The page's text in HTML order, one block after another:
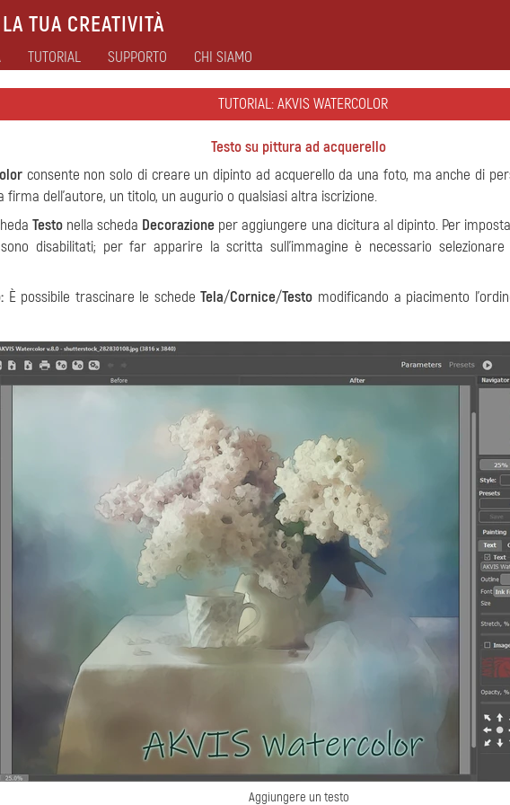
TUA CREATIVITÀ
TUTORIAL SUPPORTO CHI SIAMO
TUTORIAL: AKVIS WATERCOLOR
Testo su pittura ad acquerello
consente non solo di creare un dipinto ad acquerello da una foto, ma anche di
firma dell'autore, un titolo, un augurio o qualsiasi altra iscrizione.
Testo nella scheda Decorazione per aggiungere una dicitura al dipinto. Per
disabilitati; per far apparire la scritta sull'immagine è necessario
È possibile trascinare le schedeTela/Cornice/Testo modificando a piacimento
Aggiungere un testo